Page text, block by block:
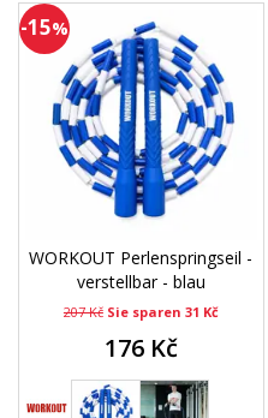
-15%
WORKOUT Perlenspringseil -
verstellbar - blau
207 Kč Sie sparen 31 Kč
176 Kč